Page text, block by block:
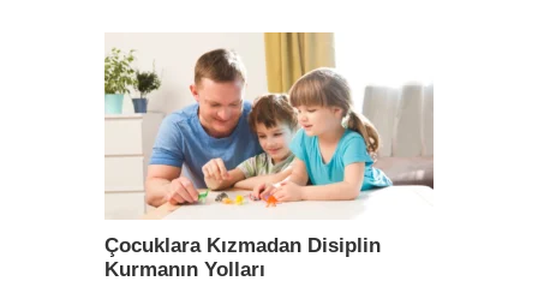
Çocuklara Kızmadan Disiplin
Kurmanın Yolları